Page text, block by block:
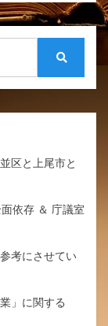
区と上尾市と
依存 ＆ 庁議室
考にさせてい
」に関する